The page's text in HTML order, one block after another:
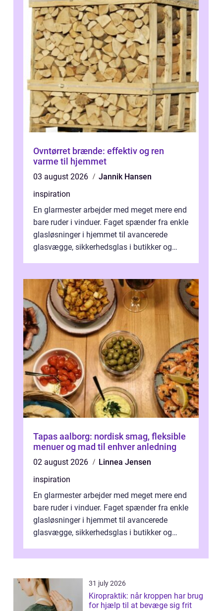
Ovntørret brænde: effektiv og ren
varme til hjemmet
03 august 2026
Jannik Hansen
inspiration
En glarmester arbejder med meget mere end
bare ruder i vinduer. Faget spænder fra enkle
glasløsninger i hjemmet til avancerede
glasvægge, sikkerhedsglas i butikker og
Tapas aalborg: nordisk smag, fleksible
menuer og mad til enhver anledning
02 august 2026
Linnea Jensen
inspiration
En glarmester arbejder med meget mere end
bare ruder i vinduer. Faget spænder fra enkle
glasløsninger i hjemmet til avancerede
glasvægge, sikkerhedsglas i butikker og
31 july 2026
Kiropraktik: når kroppen har brug
for hjælp til at bevæge sig frit